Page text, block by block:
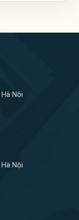
Nội
Nội